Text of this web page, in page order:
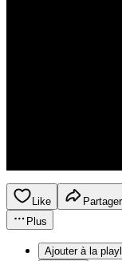
Like Partager
Plus
Ajouter à la